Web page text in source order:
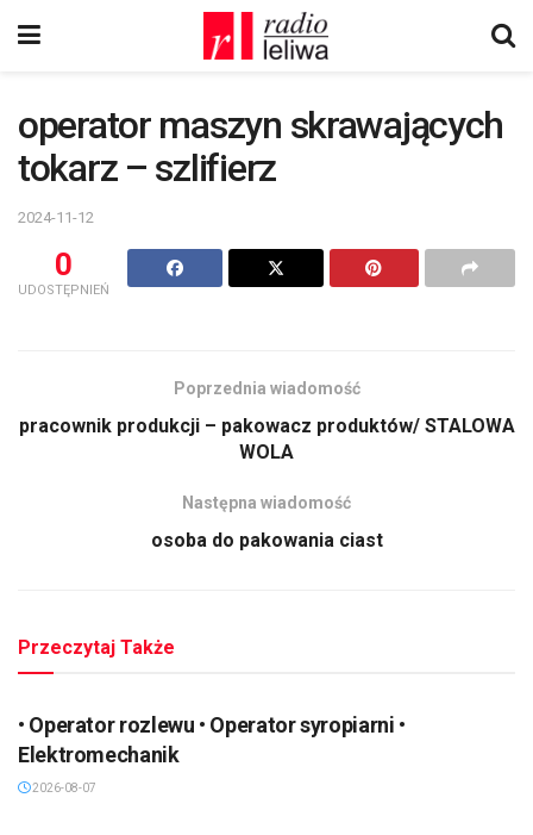
operator maszyn skrawających
tokarz – szlifierz
2024-11-12
0
UDOSTĘPNIEŃ
Poprzednia wiadomość
pracownik produkcji – pakowacz produktów/ STALOWA
WOLA
Następna wiadomość
osoba do pakowania ciast
Przeczytaj Także
• Operator rozlewu • Operator syropiarni •
Elektromechanik
2026-08-07